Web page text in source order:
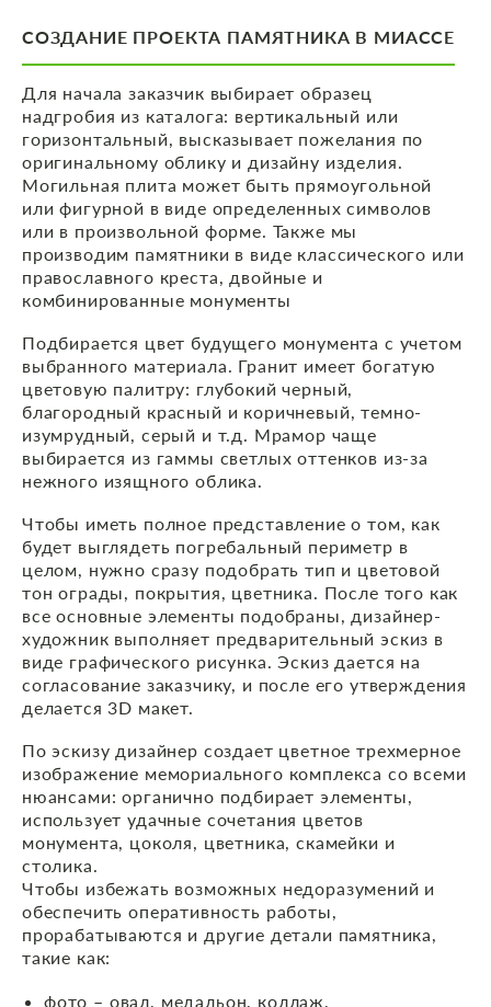
СОЗДАНИЕ ПРОЕКТА ПАМЯТНИКА В МИАССЕ
Для начала заказчик выбирает образец
надгробия из каталога: вертикальный или
горизонтальный, высказывает пожелания по
оригинальному облику и дизайну изделия.
Могильная плита может быть прямоугольной
или фигурной в виде определенных символов
или в произвольной форме. Также мы
производим памятники в виде классического или
православного креста, двойные и
комбинированные монументы
Подбирается цвет будущего монумента с учетом
выбранного материала. Гранит имеет богатую
цветовую палитру: глубокий черный,
благородный красный и коричневый, темно-
изумрудный, серый и т.д. Мрамор чаще
выбирается из гаммы светлых оттенков из-за
нежного изящного облика.
Чтобы иметь полное представление о том, как
будет выглядеть погребальный периметр в
целом, нужно сразу подобрать тип и цветовой
тон ограды, покрытия, цветника. После того как
все основные элементы подобраны, дизайнер-
художник выполняет предварительный эскиз в
виде графического рисунка. Эскиз дается на
согласование заказчику, и после его утверждения
делается 3D макет.
По эскизу дизайнер создает цветное трехмерное
изображение мемориального комплекса со всеми
нюансами: органично подбирает элементы,
использует удачные сочетания цветов
монумента, цоколя, цветника, скамейки и
столика.
Чтобы избежать возможных недоразумений и
обеспечить оперативность работы,
прорабатываются и другие детали памятника,
такие как:
фото – овал, медальон, коллаж,